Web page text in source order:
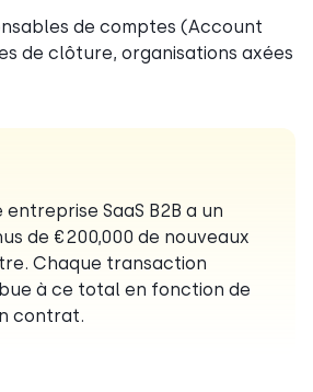
de comptes (Account
de clôture, organisations axées
entreprise SaaS B2B a un
de €200,000 de nouveaux
Chaque transaction
à ce total en fonction de
contrat.